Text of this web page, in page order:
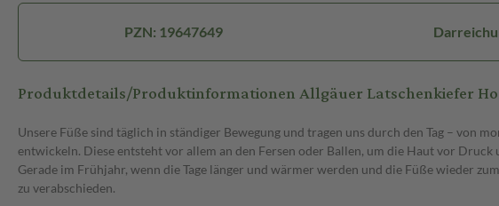
PZN: 19647649
Produktdetails/Produktinformationen Allgäuer Latschenkiefer
Unsere Füße sind täglich in ständiger Bewegung und tragen uns durch den Tag – von
entwickeln. Diese entsteht vor allem an den Fersen oder Ballen, um die Haut vor
Gerade im Frühjahr, wenn die Tage länger und wärmer werden und die Füße wieder
zu verabschieden.